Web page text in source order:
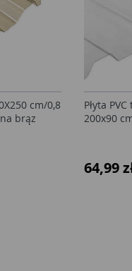
cm/0,8
brąz
Płyta
200x90
64,99